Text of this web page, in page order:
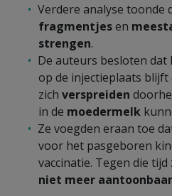
Verdere analyse toonde
fragmentjesen
strengen.
De auteurs besloten dat
op de injectieplaats blijft
zich verspreiden
in de moedermelk
Ze voegden eraan toe
voor het pasgeboren
vaccinatie. Tegen die tijd
niet meer aantoonbaar